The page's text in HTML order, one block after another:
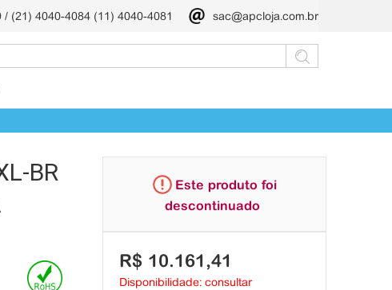
/ (21) 4040-4084 (11) 4040-4081 sac@apcloja.com.br
BR
Este produto foi
descontinuado
R$ 10.161,41
Disponibilidade: consultar